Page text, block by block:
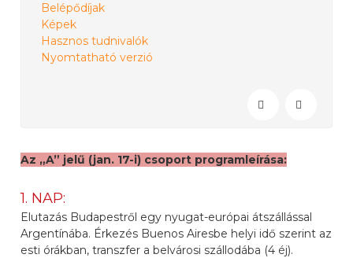
Belépődíjak
Képek
Hasznos tudnivalók
Nyomtatható verzió
Az „A” jelű (jan. 17-i) csoport programleírása:
1. NAP:
Elutazás Budapestről egy nyugat-európai átszállással
Argentínába. Érkezés Buenos Airesbe helyi idő szerint az
esti órákban, transzfer a belvárosi szállodába (4 éj).